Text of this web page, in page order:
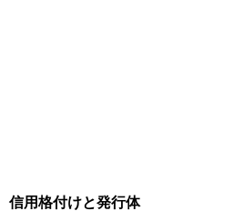
信用格付けと発行体